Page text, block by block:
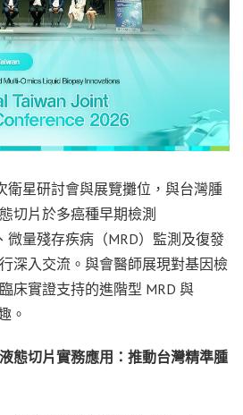
衛星研討會與展覽攤位，與台灣腫
切片於多癌種早期檢測
微量殘存疾病（MRD）監測及復發
深入交流。與會醫師展現對基因檢
床實證支持的進階型 MRD 與
。
態切片實務應用：推動台灣精準腫